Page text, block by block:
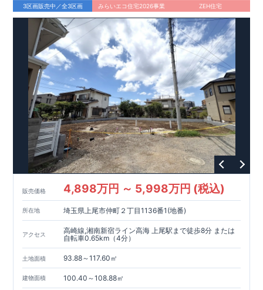
受付時間：9:30～
18:30
※火曜・水曜定休
3区画販売中／全3区画 みらいエコ住宅2026事業 ZEH住宅
販売価格 4,898万円 ～ 5,998万円 (税込)
所在地 埼玉県上尾市仲町２丁目1136番1(地番)
アクセス
高崎線,湘南新宿ライン高海 上尾駅まで徒歩8分 または
自転車0.65km（4分）
土地面積 93.88～117.60㎡
建物面積 100.40～108.88㎡